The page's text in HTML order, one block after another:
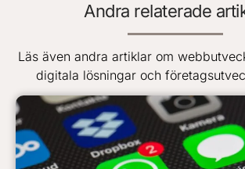
Andra relaterade
Läs även andra artiklar om
digitala lösningar och